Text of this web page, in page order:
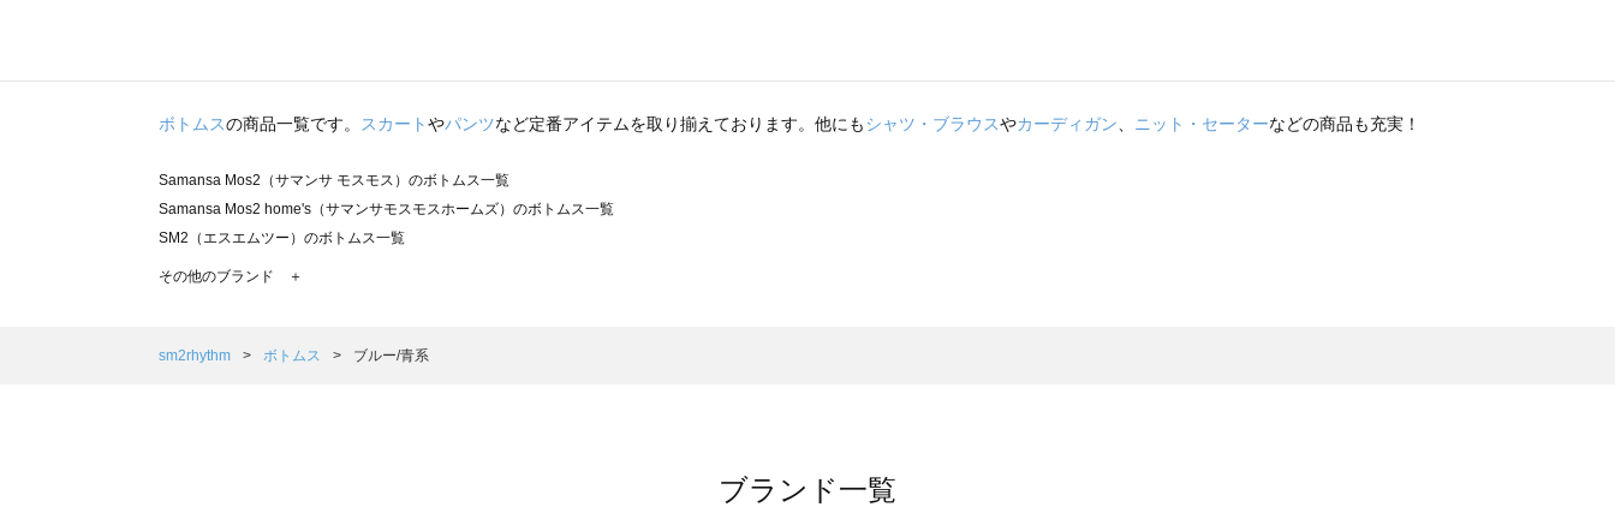
ボトムスの商品一覧です。 スカートやパンツなど定番アイテムを取り揃えております。他にもシャツ・ブラウスやカーディガン、 ニット・セーターなどの商品も充実！
Samansa Mos2（サマンサ モスモス）のボトムス一覧
Samansa Mos2 home's（サマンサモスモスホームズ）のボトムス一覧
SM2（エスエムツー）のボトムス一覧
TSUHARU by Samansa Mos2（ツハルバイサマンサモスモス）のボトムス一覧
Samansa Mos2 Lagom（サマンサモスモス ラーゴム）のボトムス一覧
その他のブランド ＋
sm2rhythm ボトムス ブルー/青系
ブランド一覧